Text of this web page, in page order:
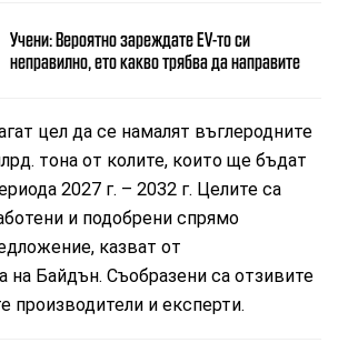
Учени: Вероятно зареждате EV-то си
неправилно, ето какво трябва да направите
цел да се намалят въглеродните
тона от колите, които ще бъдат
2027 г. – 2032 г. Целите са
и подобрени спрямо
казват от
на Байдън. Съобразени са отзивите
производители и експерти.